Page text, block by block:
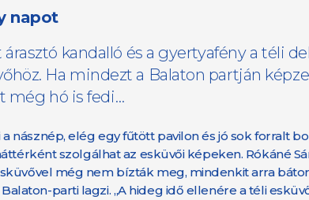
napot
kandalló és a gyertyafény a téli
Ha mindezt a Balaton partján
még hó is fedi…
násznép, elég egy fűtött pavilon és jó sok forralt
szolgálhat az esküvői képeken. Rókáné
még nem bízták meg, mindenkit arra
parti lagzi. „A hideg idő ellenére a téli